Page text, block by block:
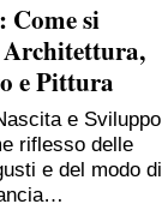
Come si
e Pittura
e Sviluppo
riflesso delle
e del modo di